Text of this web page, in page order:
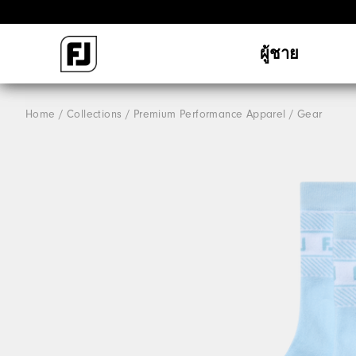
ผู้ชาย
Home Collections Premium Performance Apparel Gear